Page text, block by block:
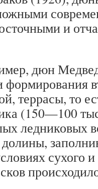
и
дюн
формирования
террасы, то
(150—100
ледниковых
сухого